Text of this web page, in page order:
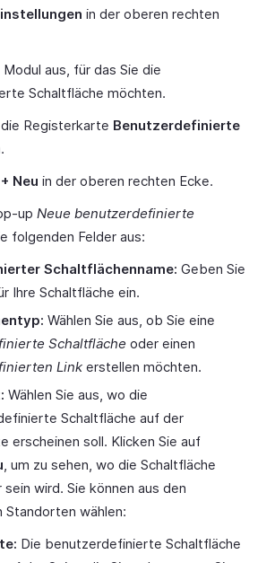
in der oberen rechten
Modul aus, für das Sie die
Schaltfläche möchten.
Registerkarte Benutzerdefinierte
.
+ Neu in der oberen rechten Ecke.
up Neue benutzerdefinierte
folgenden Felder aus:
Schaltflächenname: Geben Sie
Ihre Schaltfläche ein.
Wählen Sie aus, ob Sie eine
Schaltfläche oder einen
Link erstellen möchten.
Wählen Sie aus, wo die
Schaltfläche auf der
erscheinen soll. Klicken Sie auf
, um zu sehen, wo die Schaltfläche
wird. Sie können aus den
Standorten wählen:
Die benutzerdefinierte Schaltfläche